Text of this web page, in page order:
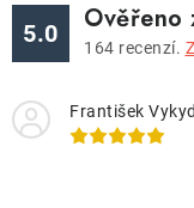
5.0 Ověřeno
164 recenzí.
František